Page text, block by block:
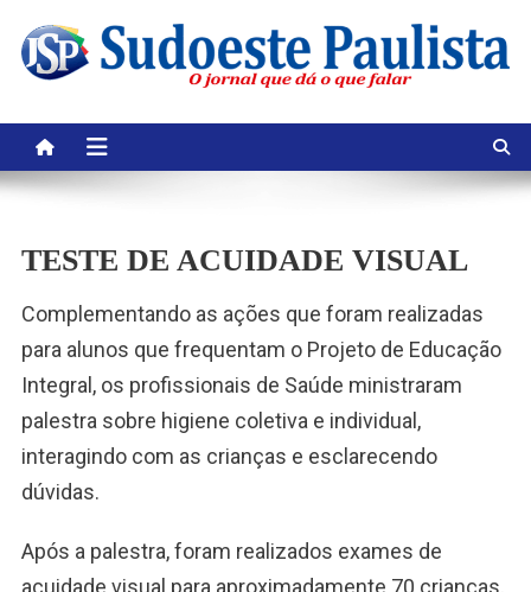
content
TESTE DE ACUIDADE VISUAL
Complementando as ações que foram realizadas
para alunos que frequentam o Projeto de Educação
Integral, os profissionais de Saúde ministraram
palestra sobre higiene coletiva e individual,
interagindo com as crianças e esclarecendo
dúvidas.
Após a palestra, foram realizados exames de
acuidade visual para aproximadamente 70 crianças.